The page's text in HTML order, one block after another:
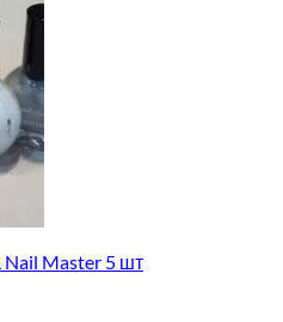
Nail Master 5 шт